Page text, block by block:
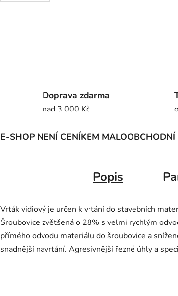
Doprava zdarma
nad 3 000 Kč
E-SHOP NENÍ CENÍKEM MALOOBCHODNÍ
Popis
Vrták vidiový je určen k vrtání do stavebních
Šroubovice zvětšená o 28% s velmi rychlým
přímého odvodu materiálu do šroubovice a
snadnější navrtání. Agresivnější řezné úhly a